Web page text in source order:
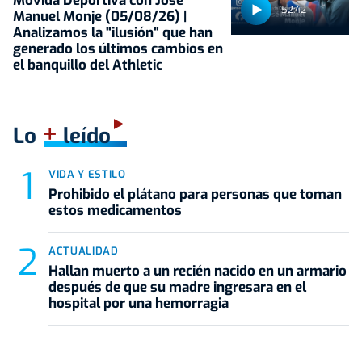
52:42
Manuel Monje (05/08/26) |
Analizamos la "ilusión" que han
generado los últimos cambios en
el banquillo del Athletic
Lo +leído
VIDA Y ESTILO
Prohibido el plátano para personas que toman
estos medicamentos
ACTUALIDAD
Hallan muerto a un recién nacido en un armario
después de que su madre ingresara en el
hospital por una hemorragia